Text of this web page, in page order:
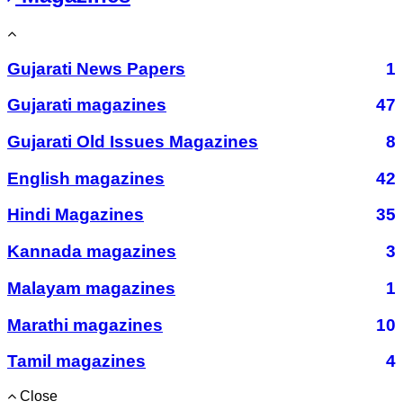
Gujarati News Papers
1
Gujarati magazines
47
Gujarati Old Issues Magazines
8
English magazines
42
Hindi Magazines
35
Kannada magazines
3
Malayam magazines
1
Marathi magazines
10
Tamil magazines
4
Close